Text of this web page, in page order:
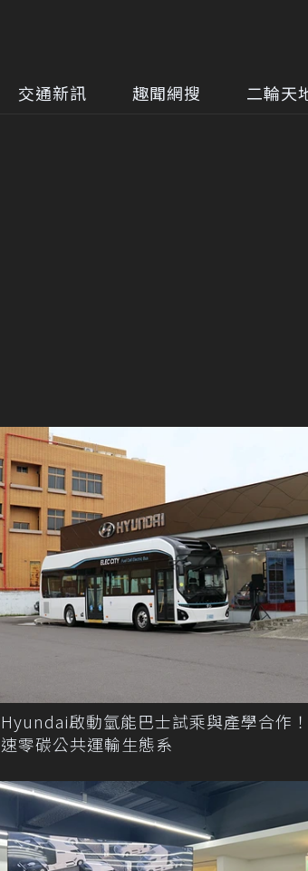
交通新訊 趣聞網搜 二輪天
Hyundai啟動氫能巴士試乘與產學合作
速零碳公共運輸生態系